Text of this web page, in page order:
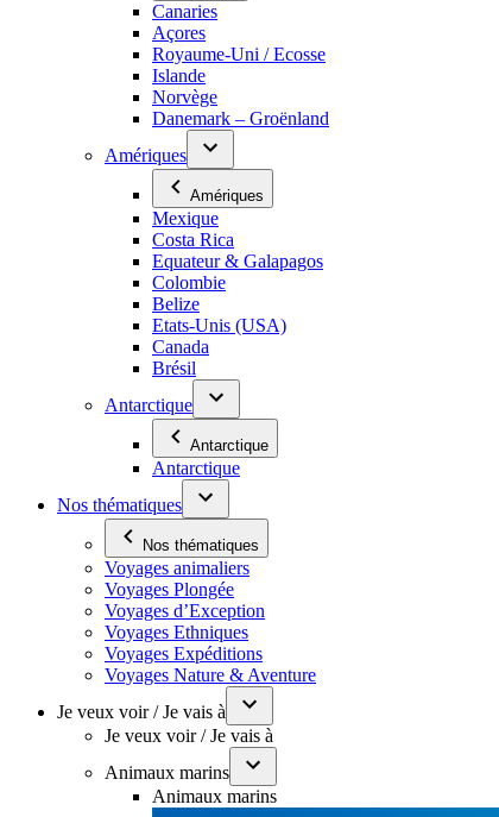
Canaries
Açores
Royaume-Uni / Ecosse
Islande
Norvège
Danemark – Groënland
Amériques
Amériques
Mexique
Costa Rica
Equateur & Galapagos
Colombie
Belize
Etats-Unis (USA)
Canada
Brésil
Antarctique
Antarctique
Antarctique
Nos thématiques
Nos thématiques
Voyages animaliers
Voyages Plongée
Voyages d’Exception
Voyages Ethniques
Voyages Expéditions
Voyages Nature & Aventure
Je veux voir / Je vais à
Je veux voir / Je vais à
Animaux marins
Animaux marins